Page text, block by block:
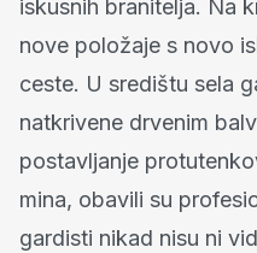
iskusnih branitelja. Na
nove položaje s novo
ceste. U središtu sela
natkrivene drvenim
postavljanje
mina, obavili su
gardisti nikad nisu ni